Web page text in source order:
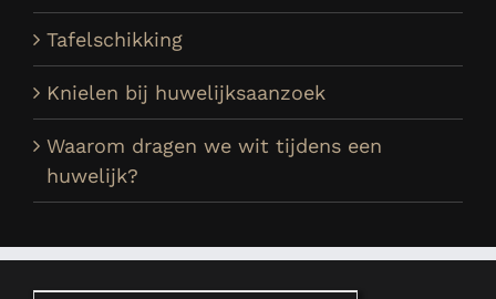
Tafelschikking
Knielen bij huwelijksaanzoek
Waarom dragen we wit tijdens een
huwelijk?